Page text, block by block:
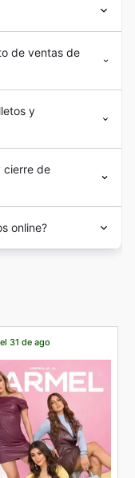
de ventas de
y
cierre de
online?
31 de ago